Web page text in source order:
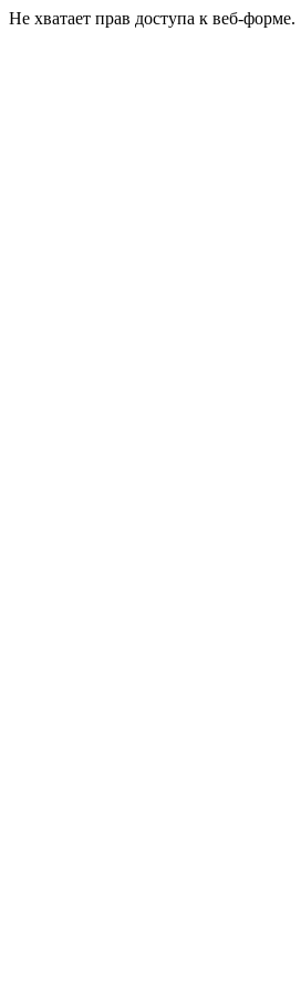
Не хватает прав доступа к веб-форме.